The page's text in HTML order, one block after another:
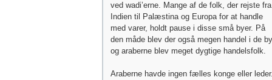
ved wadi’erne. Mange af de folk, der rejste fra
Indien til Palæstina og Europa for at handle
med varer, holdt pause i disse små byer. På
den måde blev der også megen handel i de
og araberne blev meget dygtige handelsfolk.
Araberne havde ingen fælles konge eller